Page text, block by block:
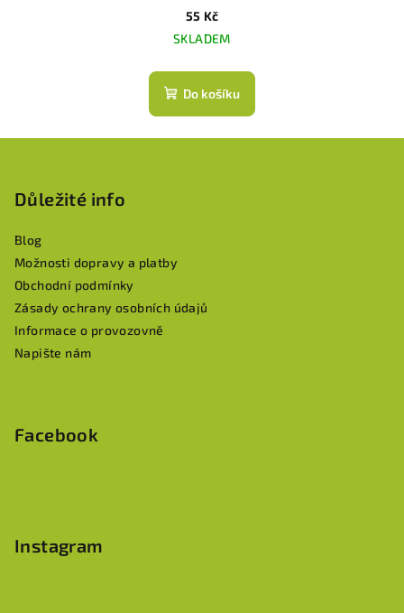
55 Kč
SKLADEM
Do košíku
Důležité info
Blog
Možnosti dopravy a platby
Obchodní podmínky
Zásady ochrany osobních údajů
Informace o provozovně
Napište nám
Facebook
Instagram